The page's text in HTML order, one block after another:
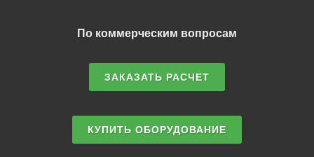
По коммерческим вопросам
ЗАКАЗАТЬ РАСЧЕТ
КУПИТЬ ОБОРУДОВАНИЕ